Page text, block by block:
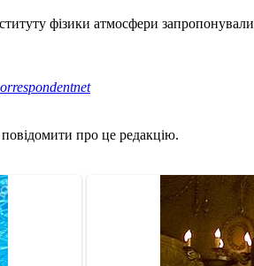
фізики атмосфери запропонували
про це редакцію.